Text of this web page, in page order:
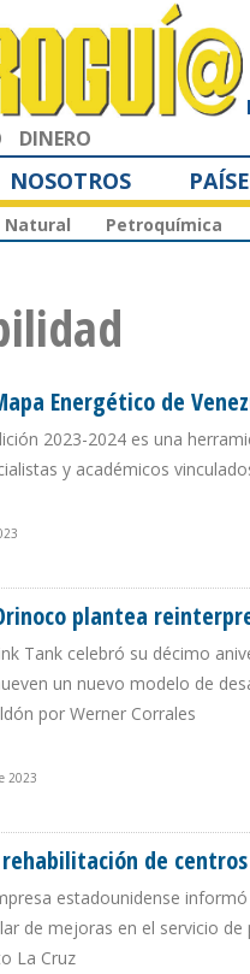
DINERO
NOSOTROS
Natural Petroquímica
Energético de
2023-2024 es una
y académicos
plantea
Tank celebró su décimo
un nuevo modelo de
por Werner Corrales
2023
rehabilitación de
estadounidense
de mejoras en el servicio
La Cruz